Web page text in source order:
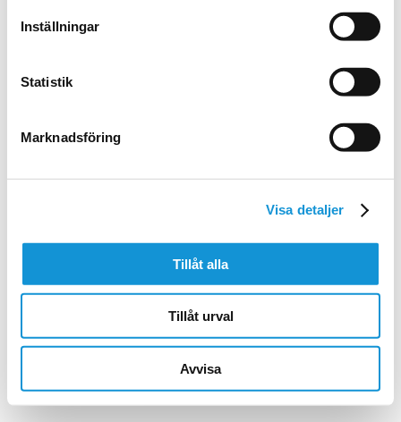
Inställningar
Statistik
Marknadsföring
Visa detaljer
Tillåt alla
Tillåt urval
Avvisa
BACK
PHONE NUMBER
EMAIL
© Copyright 2026, Falu P